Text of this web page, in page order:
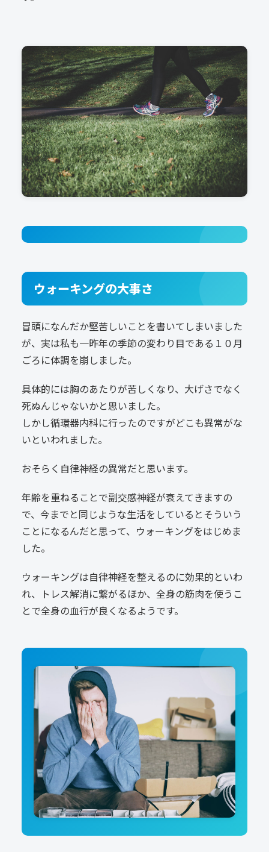
ウォーキングの大事さ
冒頭になんだか堅苦しいことを書いてしまいました
が、実は私も一昨年の季節の変わり目である１０月
ごろに体調を崩しました。
具体的には胸のあたりが苦しくなり、大げさでなく
死ぬんじゃないかと思いました。
しかし循環器内科に行ったのですがどこも異常がな
いといわれました。
おそらく自律神経の異常だと思います。
年齢を重ねることで副交感神経が衰えてきますの
で、今までと同じような生活をしているとそういう
ことになるんだと思って、ウォーキングをはじめま
した。
ウォーキングは自律神経を整えるのに効果的といわ
れ、トレス解消に繋がるほか、全身の筋肉を使うこ
とで全身の血行が良くなるようです。